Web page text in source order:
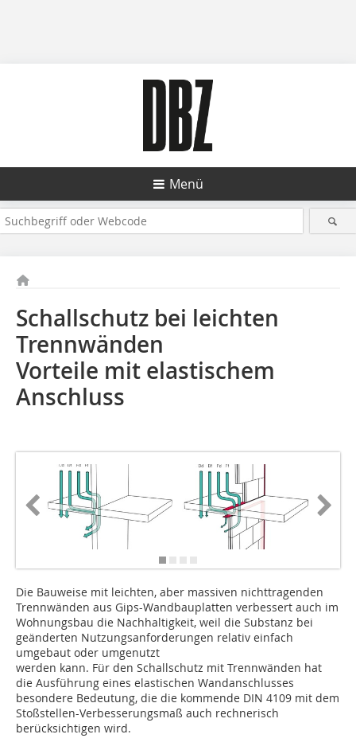
Menü
Schallschutz bei leichten
Trennwänden
Vorteile mit elastischem
Anschluss
Die Bauweise mit leichten, aber massiven nichttragenden
Trennwänden aus Gips-Wand­bauplatten verbessert auch im
Wohnungsbau die Nachhaltigkeit, weil die Substanz bei
geänderten Nutzungsanforderungen relativ einfach
umgebaut oder umge­nutzt
werden kann. Für den Schallschutz mit Trennwänden hat
die Ausführung eines elastischen Wandanschlusses
besondere Bedeutung, die die kommende DIN 4109 mit dem
Stoßstellen-Verbesserungsmaß auch rechnerisch
berücksichtigen wird.